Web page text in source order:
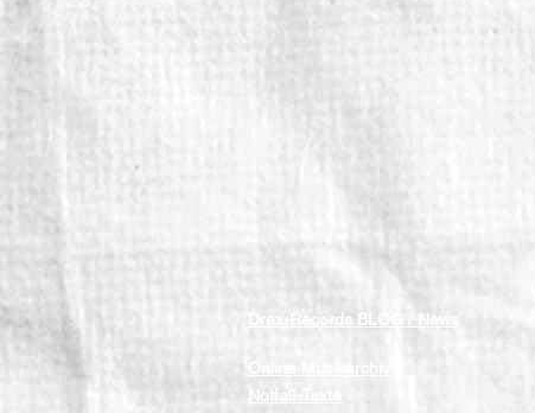
Drex-Records BLOG / News
Notfall-Texte